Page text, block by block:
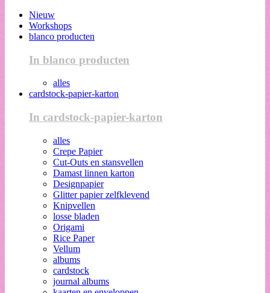
Nieuw
Workshops
blanco producten
In blanco producten
alles
cardstock-papier-karton
In cardstock-papier-karton
alles
Crepe Papier
Cut-Outs en stansvellen
Damast linnen karton
Designpapier
Glitter papier zelfklevend
Knipvellen
losse bladen
Origami
Rice Paper
Vellum
albums
cardstock
journal albums